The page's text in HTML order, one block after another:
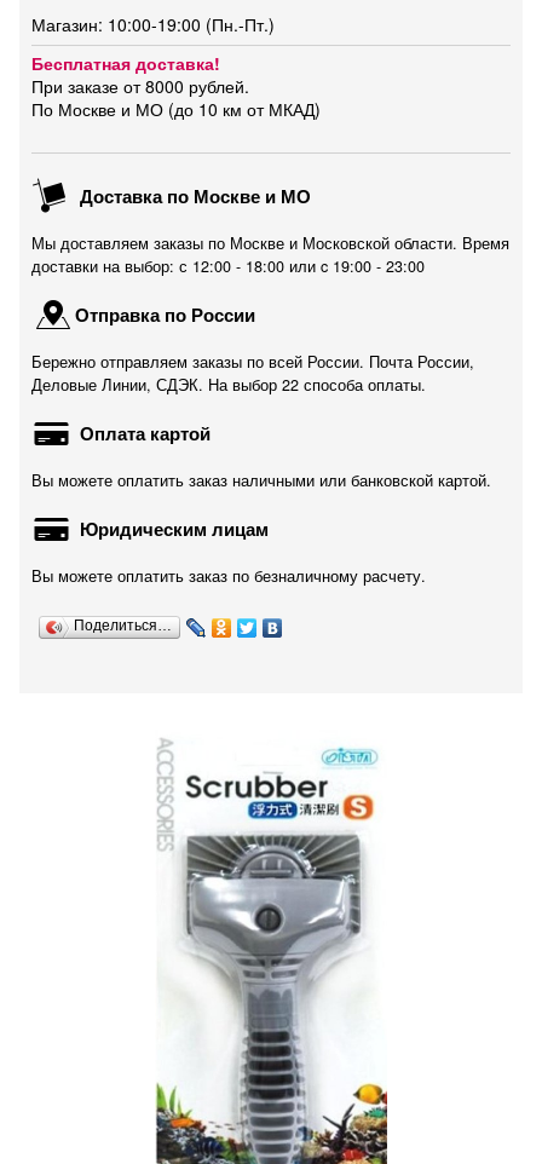
Магазин: 10:00-19:00 (Пн.-Пт.)
Бесплатная доставка!
При заказе от 8000 рублей.
По Москве и МО (до 10 км от МКАД)
Доставка по Москве и МО
Мы доставляем заказы по Москве и Московской области. Время
доставки на выбор: с 12:00 - 18:00 или c 19:00 - 23:00
Отправка по России
Бережно отправляем заказы по всей России. Почта России,
Деловые Линии, СДЭК. На выбор 22 способа оплаты.
Оплата картой
Вы можете оплатить заказ наличными или банковской картой.
Юридическим лицам
Вы можете оплатить заказ по безналичному расчету.
Поделиться…